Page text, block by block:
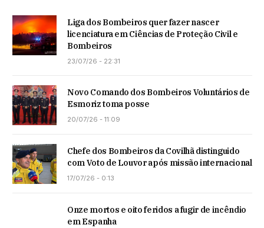
Liga dos Bombeiros quer fazer nascer
licenciatura em Ciências de Proteção Civil e
Bombeiros
23/07/26 - 22:31
Novo Comando dos Bombeiros Voluntários de
Esmoriz toma posse
20/07/26 - 11:09
Chefe dos Bombeiros da Covilhã distinguido
com Voto de Louvor após missão internacional
17/07/26 - 0:13
Onze mortos e oito feridos a fugir de incêndio
em Espanha